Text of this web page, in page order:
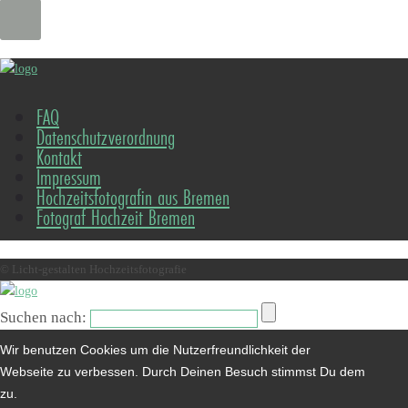
FAQ
Datenschutzverordnung
Kontakt
Impressum
Hochzeitsfotografin aus Bremen
Fotograf Hochzeit Bremen
© Licht-gestalten Hochzeitsfotografie
Suchen nach:
Wir benutzen Cookies um die Nutzerfreundlichkeit der
Webseite zu verbessen. Durch Deinen Besuch stimmst Du dem
zu.